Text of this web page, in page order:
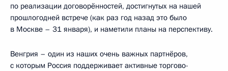
по реализации договорённостей, достигнутых на нашей
прошлогодней встрече (как раз год назад это было
в Москве – 31 января), и наметили планы на перспективу.
Венгрия – один из наших очень важных партнёров,
с которым Россия поддерживает активные торгово-